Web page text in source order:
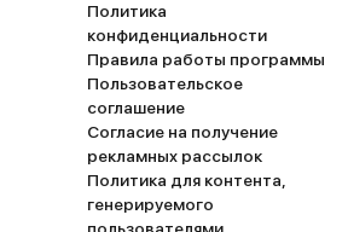
Политика
конфиденциальности
Правила работы программы
Пользовательское
соглашение
Согласие на получение
рекламных рассылок
Политика для контента,
генерируемого